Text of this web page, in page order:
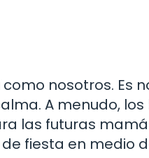
nosotros. Es
A menudo,
las futuras
fiesta en medio